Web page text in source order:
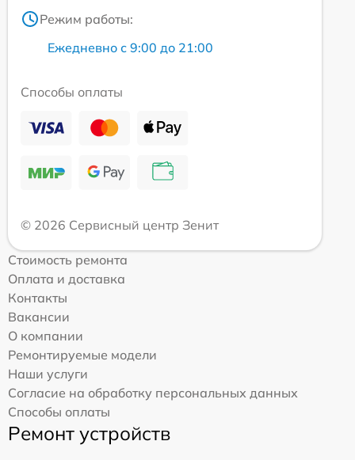
Режим работы:
Ежедневно с 9:00 до 21:00
Способы оплаты
© 2026 Сервисный центр Зенит
Стоимость ремонта
Оплата и доставка
Контакты
Вакансии
О компании
Ремонтируемые модели
Наши услуги
Согласие на обработку персональных данных
Способы оплаты
Ремонт устройств